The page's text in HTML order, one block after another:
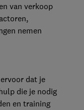
van verkoop
nemen
dat je
die je nodig
en training